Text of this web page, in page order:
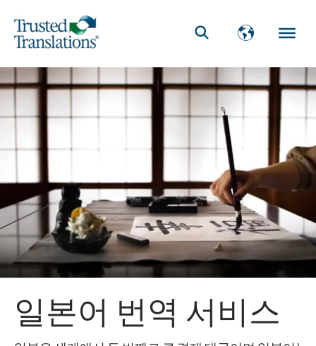
일본어 번역 서비스